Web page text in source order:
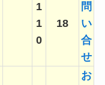
1
1
0
18
問
い
合
せ
お